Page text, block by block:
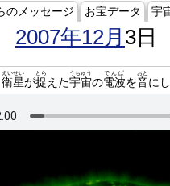
のメッセージ お宝データ 宇
2007年12月 3日
衛星
えいせい
が捉
とら
えた宇宙
うちゅう
の電波
でんぱ
を音
おと
に